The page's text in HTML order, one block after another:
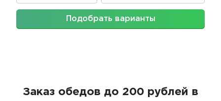
Подобрать варианты
Заказ обедов до 200 рублей в